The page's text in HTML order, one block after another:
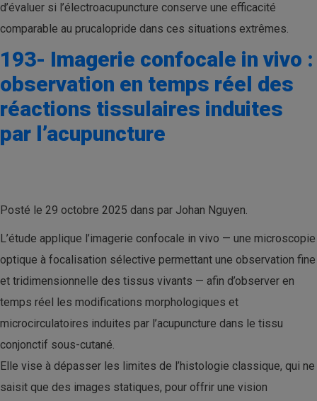
d’évaluer si l’électroacupuncture conserve une efficacité
comparable au prucalopride dans ces situations extrêmes.
193- Imagerie confocale in vivo :
observation en temps réel des
réactions tissulaires induites
par l’acupuncture
Posté le 29 octobre 2025 dans par Johan Nguyen.
L’étude applique l’imagerie confocale in vivo — une microscopie
optique à focalisation sélective permettant une observation fine
et tridimensionnelle des tissus vivants — afin d’observer en
temps réel les modifications morphologiques et
microcirculatoires induites par l’acupuncture dans le tissu
conjonctif sous-cutané.
Elle vise à dépasser les limites de l’histologie classique, qui ne
saisit que des images statiques, pour offrir une vision